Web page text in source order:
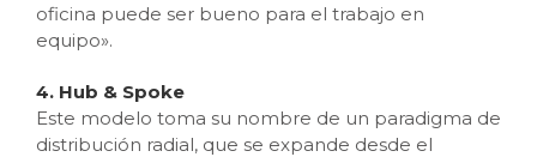
oficina puede ser bueno para el trabajo en
equipo».
4. Hub & Spoke
Este modelo toma su nombre de un paradigma de
distribución radial, que se expande desde el